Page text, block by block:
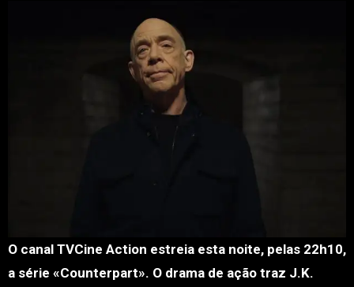
O canal TVCine Action estreia esta noite, pelas 22h10,
a série «Counterpart». O drama de ação traz J.K.